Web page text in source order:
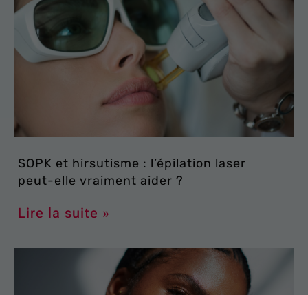
SOPK et hirsutisme : l’épilation laser
peut-elle vraiment aider ?
Lire la suite »